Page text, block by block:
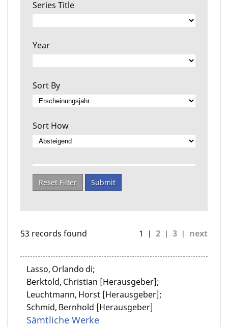
Series Title
Year
Sort By
Sort How
Reset Filter Submit
53 records found 1 2 3 next
Lasso, Orlando di;
Berktold, Christian [Herausgeber];
Leuchtmann, Horst [Herausgeber];
Schmid, Bernhold [Herausgeber]
Sämtliche Werke